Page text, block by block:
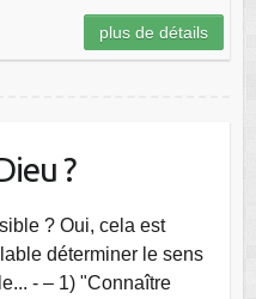
plus de détails
?
? Oui, cela est
déterminer le sens
- – 1) "Connaître